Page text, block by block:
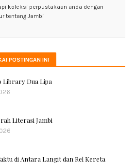
koleksi perpustakaan anda dengan
tentang Jambi
POSTINGAN INI
Library Dua Lipa
Literasi Jambi
di Antara Langit dan Rel Kereta